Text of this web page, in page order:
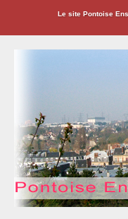
Le site Pontoise